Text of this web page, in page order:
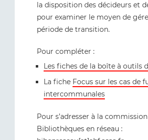
la disposition des décideurs et
pour examiner le moyen de
période de transition.
Pour compléter :
Les fiches de la boîte à outils
La fiche Focus sur les cas de
intercommunales
Pour s’adresser à la commission
Bibliothèques en réseau :